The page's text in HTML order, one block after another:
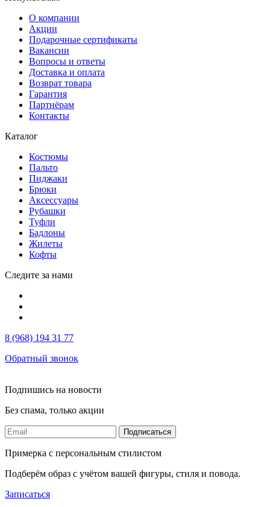
О компании
Акции
Подарочные сертификаты
Вакансии
Вопросы и ответы
Доставка и оплата
Возврат товара
Гарантия
Партнёрам
Контакты
Каталог
Костюмы
Пальто
Пиджаки
Брюки
Аксессуары
Рубашки
Туфли
Бадлоны
Жилеты
Кофты
Следите за нами
8 (968) 194 31 77
Обратный звонок
Подпишись на новости
Без спама, только акции
Подписаться
Примерка с персональным стилистом
Подберём образ с учётом вашей фигуры, стиля и повода.
Записаться